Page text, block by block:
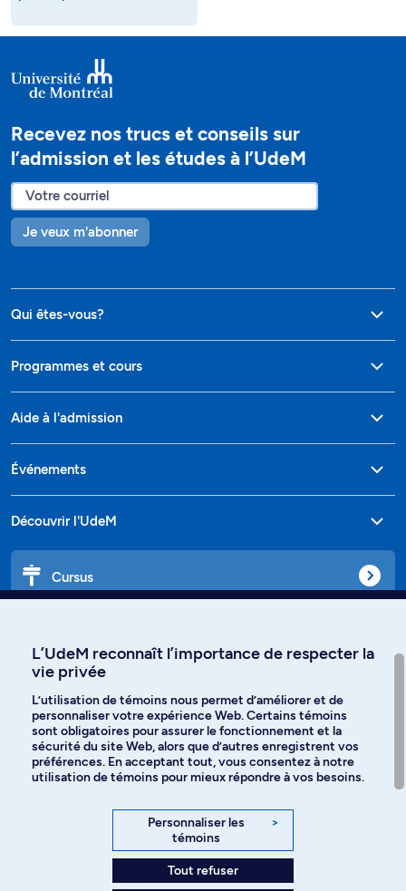
Recevez nos trucs et conseils sur
l’admission et les études à l’UdeM
Je veux m'abonner
Qui êtes-vous?
Programmes et cours
Aide à l'admission
Événements
Découvrir l'UdeM
Cursus
Langues
Facebook Instagram
YouTube
L’UdeM reconnaît l’importance de respecter la
vie privée
L’utilisation de témoins nous permet d’améliorer et de
personnaliser votre expérience Web. Certains témoins
sont obligatoires pour assurer le fonctionnement et la
sécurité du site Web, alors que d’autres enregistrent vos
préférences. En acceptant tout, vous consentez à notre
utilisation de témoins pour mieux répondre à vos besoins.
Personnaliser les
témoins
>
Tout refuser